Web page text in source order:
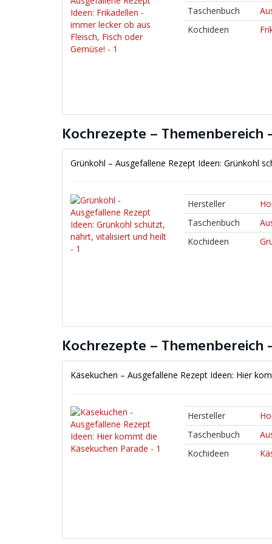
Taschenbuch
Kochideen
Kochrezepte – Themenbereich
Grünkohl – Ausgefallene Rezept Ideen: Grünkohl
Hersteller
Taschenbuch
Kochideen
Kochrezepte – Themenbereich
Käsekuchen – Ausgefallene Rezept Ideen: Hier
Hersteller
Taschenbuch
Kochideen